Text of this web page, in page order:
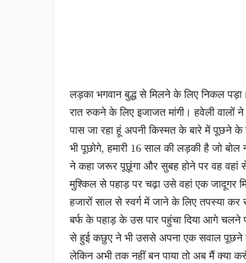
लड़का भगवान बुद्ध से मिलने के लिए निकल
रात रुकने के लिए इजाजत मांगी। हवेली वालों
पास जा रहा हूं अपनी किस्मत के बारे में पूछने के
भी पूछोगे, हमारी 16 साल की लड़की है जो
ने कहा जरूर पूछूंगा और सुबह होने पर वह वहां
मुश्किल से पहाड़ पर चढ़ा उसे वहां एक जादूगर
हजारों साल से स्वर्ग में जाने के लिए तपस्या
बर्फ के पहाड़ के उस पार पहुंचा दिया आगे चलने
से हुई कछुए ने भी उससे अपना एक सवाल पूछने
लेकिन अभी तक नहीं बन पाया तो अब मैं क्या